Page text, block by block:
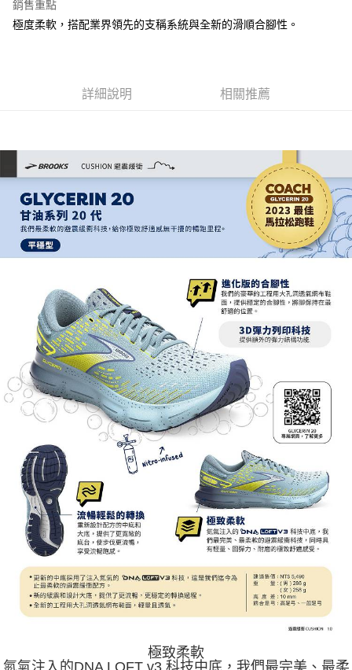
銷售重點
極度柔軟，搭配業界領先的支稱系統與全新的滑順合腳性。
詳細說明 相關推薦
極致柔軟